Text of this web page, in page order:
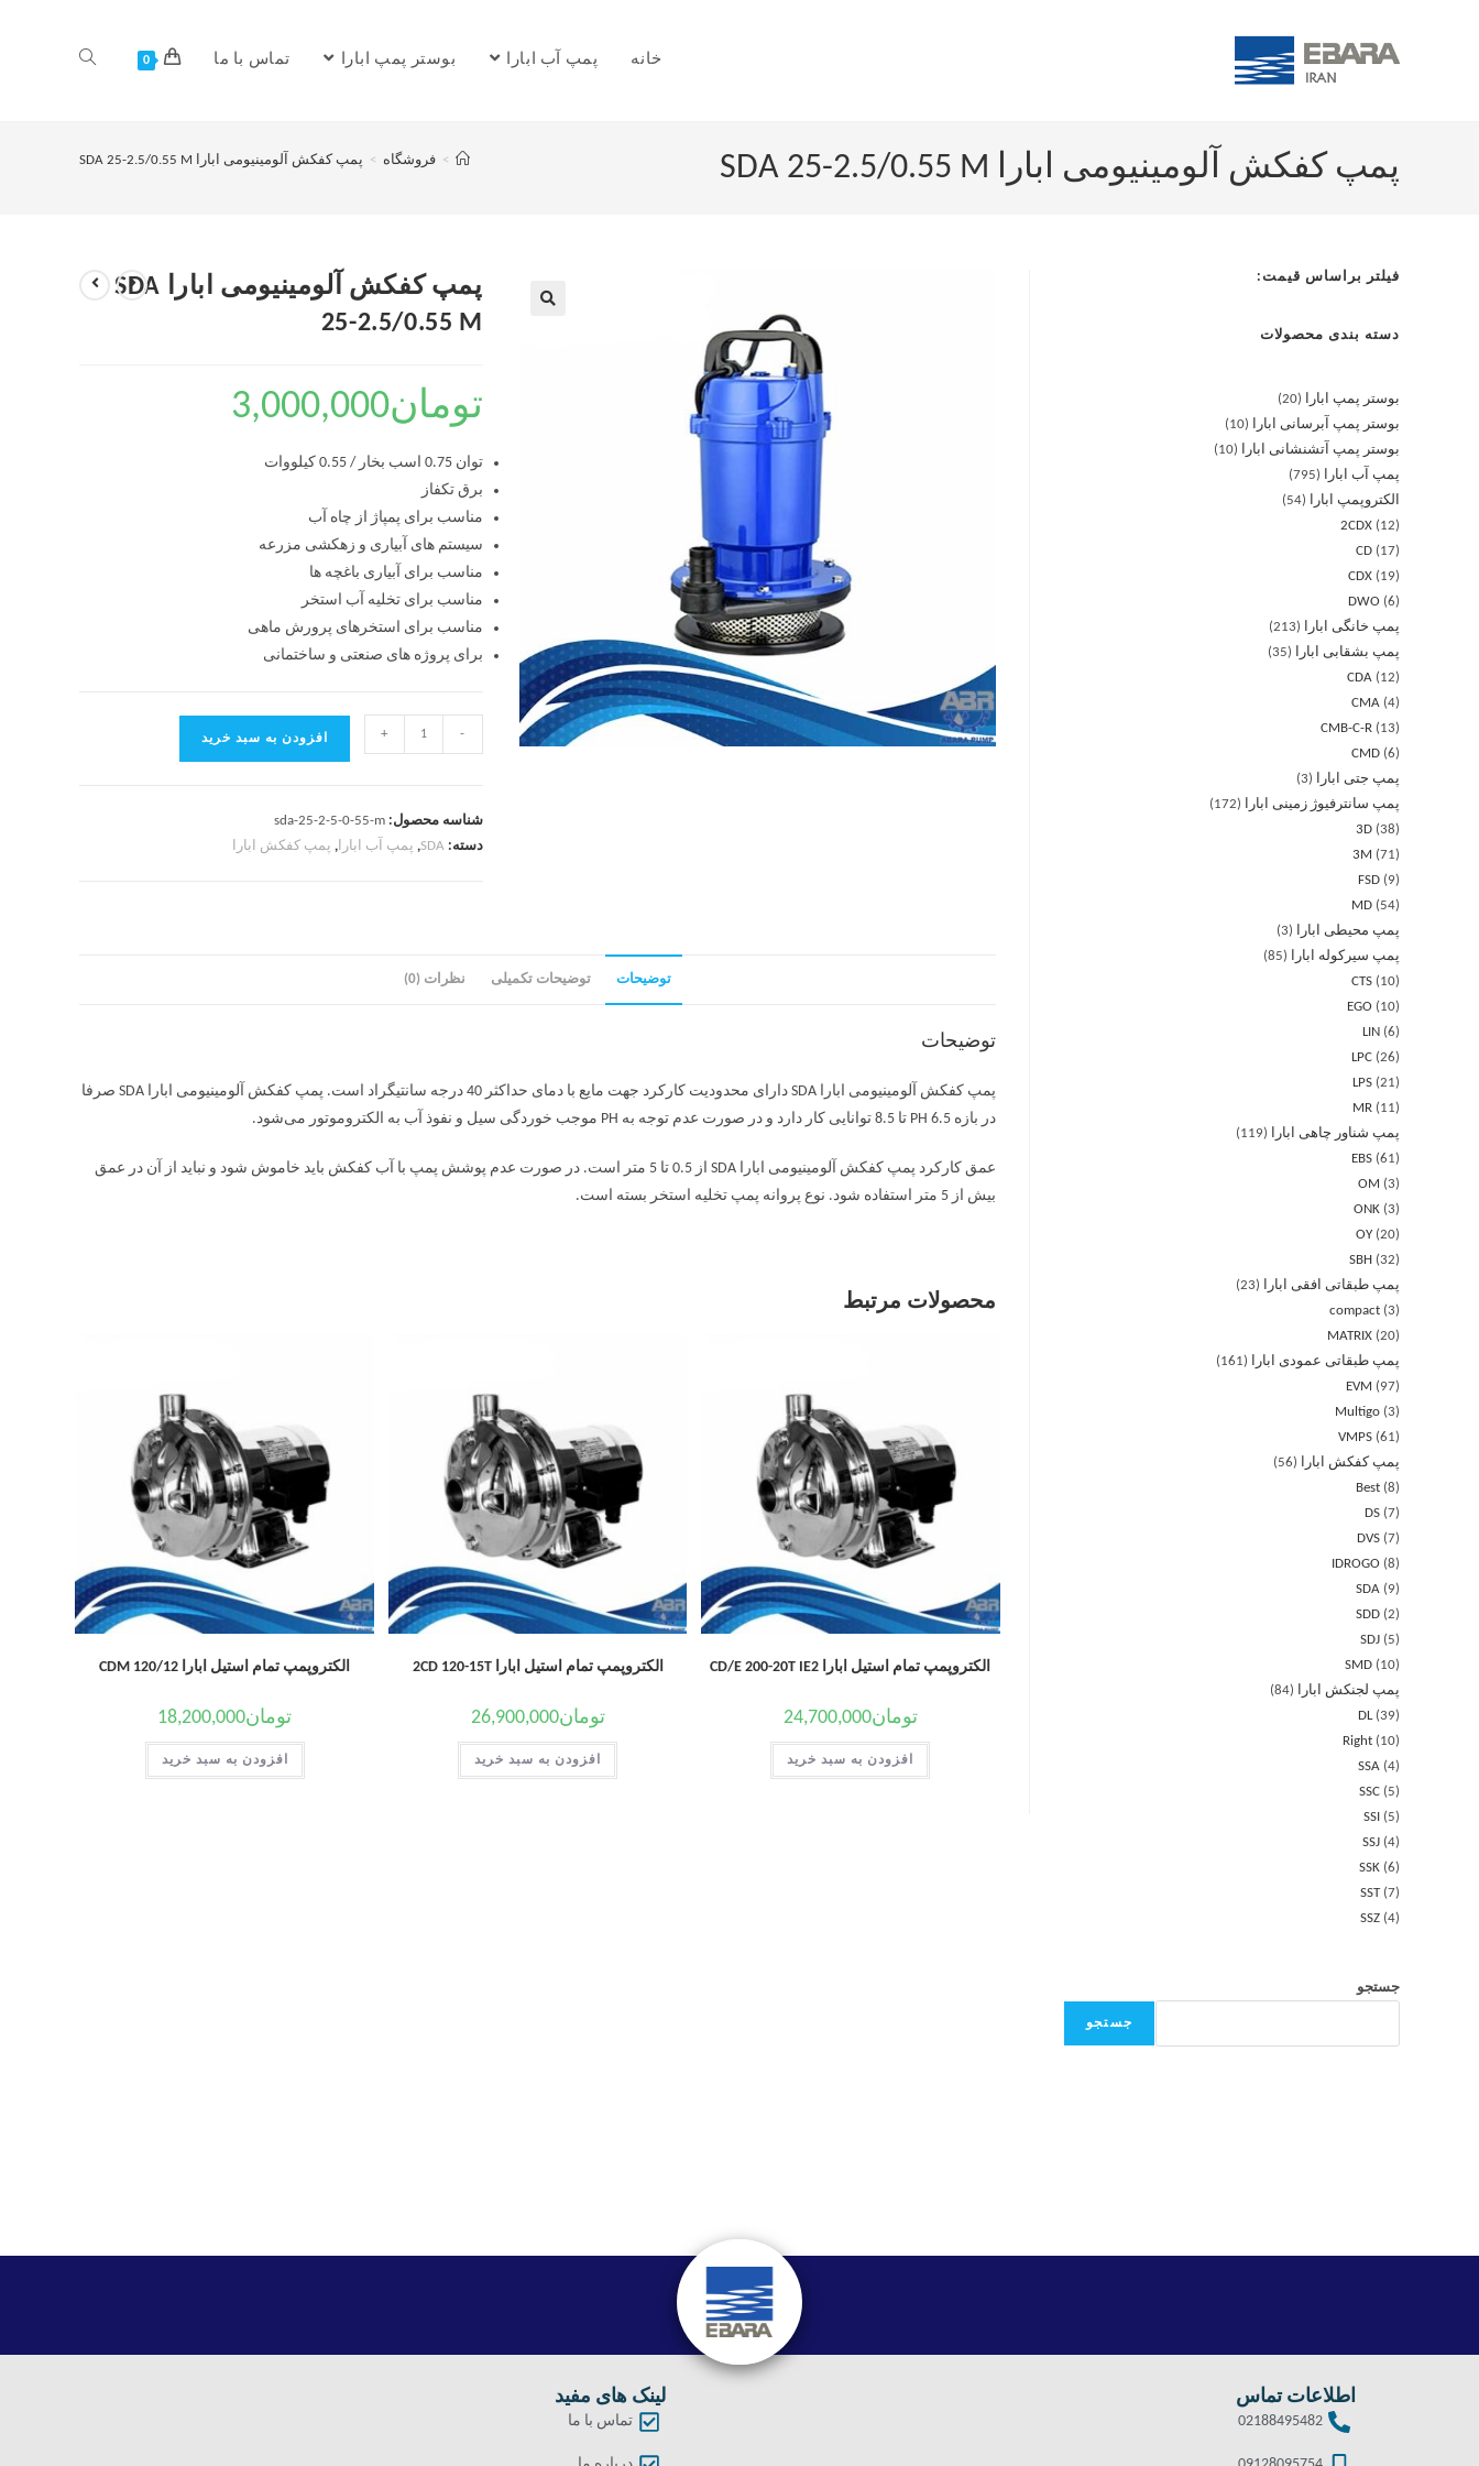
خانه پمپ آب ابارا بوستر پمپ ابارا تماس با ما 0
پمپ کفکش آلومینیومی ابارا SDA 25-2.5/0.55 M > فروشگاه > پمپ کفکش آلومینیومی ابارا SDA 25-2.5/0.55 M
پمپ کفکش آلومینیومی ابارا SDA
25-2.5/0.55 M
تومان3,000,000
توان 0.75 اسب بخار / 0.55 کیلووات
برق تکفاز
مناسب برای پمپاژ از چاه آب
سیستم های آبیاری و زهکشی مزرعه
مناسب برای آبیاری باغچه ها
مناسب برای تخلیه آب استخر
مناسب برای استخرهای پرورش ماهی
برای پروژه های صنعتی و ساختمانی
-
+ افزودن به سبد خرید
شناسه محصول:sda-25-2-5-0-55-m
دسته:SDA
, پمپ آب ابارا, پمپ کفکش ابارا
توضیحات توضیحات تکمیلی نظرات (0)
توضیحات
پمپ کفکش آلومینیومی ابارا SDA دارای محدودیت کارکرد جهت مایع با دمای حداکثر 40 درجه سانتیگراد است. پمپ کفکش آلومینیومی ابارا SDA صرفا
در بازه PH 6.5 تا 8.5 توانایی کار دارد و در صورت عدم توجه به PH موجب خوردگی سیل و نفوذ آب به الکتروموتور می‌شود.
عمق کارکرد پمپ کفکش آلومینیومی ابارا SDA از 0.5 تا 5 متر است. در صورت عدم پوشش پمپ با آب کفکش باید خاموش شود و نباید از آن در عمق
بیش از 5 متر استفاده شود. نوع پروانه پمپ تخلیه استخر بسته است.
محصولات مرتبط
الکتروپمپ تمام استیل ابارا CD/E 200-20T IE2
تومان24,700,000
افزودن به سبد خرید
الکتروپمپ تمام استیل ابارا 2CD 120-15T
تومان26,900,000
افزودن به سبد خرید
الکتروپمپ تمام استیل ابارا CDM 120/12
تومان18,200,000
افزودن به سبد خرید
فیلتر براساس قیمت:
دسته بندی محصولات
بوستر پمپ ابارا
20
بوستر پمپ آبرسانی ابارا
10
بوستر پمپ آتشنشانی ابارا
10
پمپ آب ابارا
795
الکتروپمپ ابارا
54
2CDX
12
CD
17
CDX
19
DWO
6
پمپ خانگی ابارا
213
پمپ بشقابی ابارا
35
CDA
12
CMA 4
CMB-C-R
13
CMD 6
پمپ جتی ابارا
3
پمپ سانترفیوژ زمینی ابارا
172
3D 38
3M
71
FSD
9
MD
54
پمپ محیطی ابارا
3
پمپ سیرکوله ابارا
85
CTS
10
EGO
10
LIN 6
LPC 26
LPS 21
MR
11
پمپ شناور چاهی ابارا
119
EBS 61
OM
3
ONK 3
OY 20
SBH 32
پمپ طبقاتی افقی ابارا
23
compact 3
MATRIX 20
پمپ طبقاتی عمودی ابارا
161
EVM
97
Multigo 3
VMPS 61
پمپ کفکش ابارا
56
Best 8
DS 7
DVS 7
IDROGO
8
SDA
9
SDD 2
SDJ
5
SMD
10
پمپ لجنکش ابارا
84
DL 39
Right
10
SSA 4
SSC
5
SSI
5
SSJ 4
SSK 6
SST 7
SSZ 4
جستجو
جستجو
اطلاعات تماس
02188495482
لینک های مفید
تماس با ما